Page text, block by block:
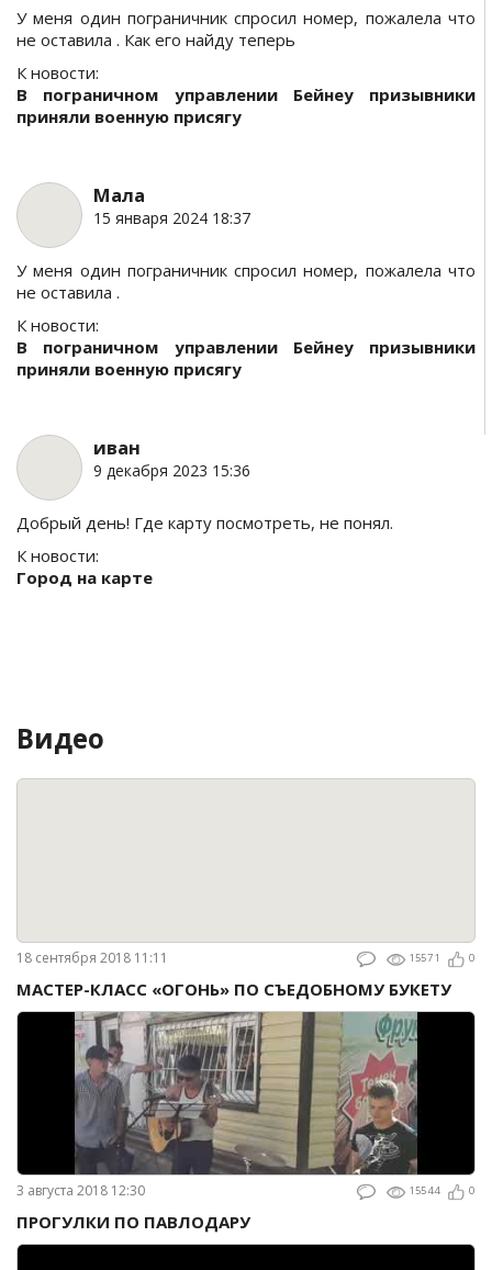
У меня один пограничник спросил номер, пожалела что
не оставила . Как его найду теперь
К новости:
В пограничном управлении Бейнеу призывники
приняли военную присягу
Мала
15 января 2024 18:37
У меня один пограничник спросил номер, пожалела что
не оставила .
К новости:
В пограничном управлении Бейнеу призывники
приняли военную присягу
иван
9 декабря 2023 15:36
Добрый день! Где карту посмотреть, не понял.
К новости:
Город на карте
Видео
18 сентября 2018 11:11 15571 0
МАСТЕР-КЛАСС «ОГОНЬ» ПО СЪЕДОБНОМУ БУКЕТУ
3 августа 2018 12:30 15544 0
ПРОГУЛКИ ПО ПАВЛОДАРУ